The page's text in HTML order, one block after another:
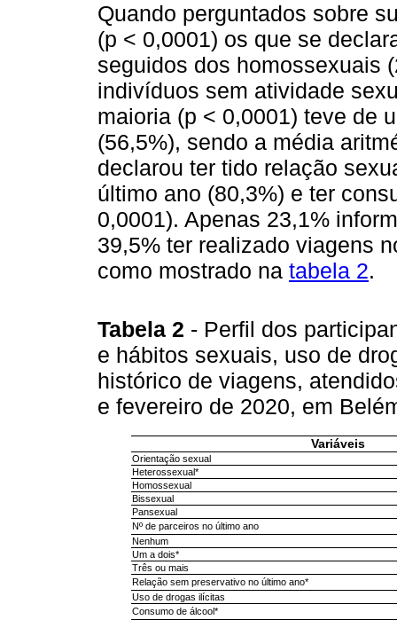
Quando perguntados sobre
(p < 0,0001) os que se
seguidos dos homossexuais
indivíduos sem atividade
maioria (p < 0,0001) teve de
(56,5%), sendo a média
declarou ter tido relação
último ano (80,3%) e ter
0,0001). Apenas 23,1%
39,5% ter realizado viagens
como mostrado na tabela 2.
Tabela 2 - Perfil dos
e hábitos sexuais, uso de
histórico de viagens,
e fevereiro de 2020, em
Variáveis
Orientação sexual
Heterossexual*
Homossexual
Bissexual
Pansexual
Nº de parceiros no último ano
Nenhum
Um a dois*
Três ou mais
Relação sem preservativo no último ano*
Uso de drogas ilícitas
Consumo de álcool*